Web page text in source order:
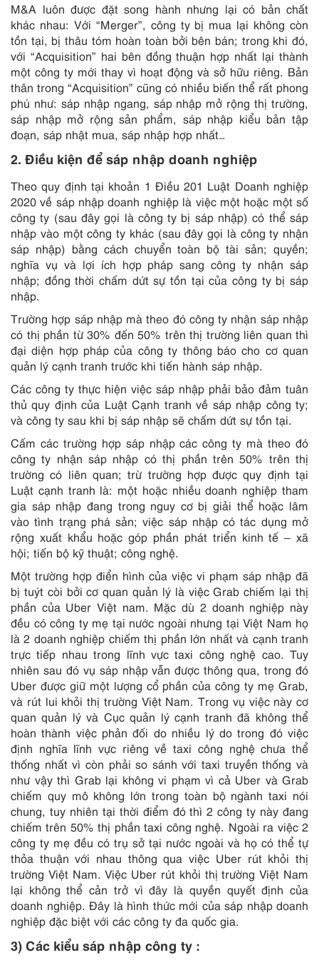
M&A luôn được đặt song hành nhưng lại có bản chất
khác nhau: Với “Merger”, công ty bị mua lại không còn
tồn tại, bị thâu tóm hoàn toàn bởi bên bán; trong khi đó,
với “Acquisition” hai bên đồng thuận hợp nhất lại thành
một công ty mới thay vì hoạt động và sở hữu riêng. Bản
thân trong “Acquisition” cũng có nhiều biến thể rất phong
phú như: sáp nhập ngang, sáp nhập mở rộng thị trường,
sáp nhập mở rộng sản phẩm, sáp nhập kiểu bản tập
đoạn, sáp nhật mua, sáp nhập hợp nhất…
2. Điều kiện để sáp nhập doanh nghiệp
Theo quy định tại khoản 1 Điều 201 Luật Doanh nghiệp
2020 về sáp nhập doanh nghiệp là việc một hoặc một số
công ty (sau đây gọi là công ty bị sáp nhập) có thể sáp
nhập vào một công ty khác (sau đây gọi là công ty nhận
sáp nhập) bằng cách chuyển toàn bộ tài sản; quyền;
nghĩa vụ và lợi ích hợp pháp sang công ty nhận sáp
nhập; đồng thời chấm dứt sự tồn tại của công ty bị sáp
nhập.
Trường hợp sáp nhập mà theo đó công ty nhận sáp nhập
có thị phần từ 30% đến 50% trên thị trường liên quan thì
đại diện hợp pháp của công ty thông báo cho cơ quan
quản lý cạnh tranh trước khi tiến hành sáp nhập.
Các công ty thực hiện việc sáp nhập phải bảo đảm tuân
thủ quy định của Luật Cạnh tranh về sáp nhập công ty;
và công ty sau khi bị sáp nhập sẽ chấm dứt sự tồn tại.
Cấm các trường hợp sáp nhập các công ty mà theo đó
công ty nhận sáp nhập có thị phần trên 50% trên thị
trường có liên quan; trừ trường hợp được quy định tại
Luật cạnh tranh là: một hoặc nhiều doanh nghiệp tham
gia sáp nhập đang trong nguy cơ bị giải thể hoặc lâm
vào tình trạng phá sản; việc sáp nhập có tác dụng mở
rộng xuất khẩu hoặc góp phần phát triển kinh tế – xã
hội; tiến bộ kỹ thuật; công nghệ.
Một trường hợp điển hình của việc vi phạm sáp nhập đã
bị tuýt còi bởi cơ quan quản lý là việc Grab chiếm lại thị
phần của Uber Việt nam. Mặc dù 2 doanh nghiệp này
đều có công ty mẹ tại nước ngoài nhưng tại Việt Nam họ
là 2 doanh nghiệp chiếm thị phần lớn nhất và cạnh tranh
trực tiếp nhau trong lĩnh vực taxi công nghệ cao. Tuy
nhiên sau đó vụ sáp nhập vẫn được thông qua, trong đó
Uber được giữ một lượng cổ phần của công ty mẹ Grab,
và rút lui khỏi thị trường Việt Nam. Trong vụ việc này cơ
quan quản lý và Cục quản lý cạnh tranh đã không thể
hoàn thành việc phản đối do nhiều lý do trong đó việc
định nghĩa lĩnh vực riêng về taxi công nghệ chưa thể
thống nhất vì còn phải so sánh với taxi truyền thống và
như vậy thì Grab lại không vi phạm vì cả Uber và Grab
chiếm quy mô không lớn trong toàn bộ ngành taxi nói
chung, tuy nhiên tại thời điểm đó thì 2 công ty này đang
chiếm trên 50% thị phần taxi công nghệ. Ngoài ra việc 2
công ty mẹ đều có trụ sở tại nước ngoài và họ có thể tự
thỏa thuận với nhau thông qua việc Uber rút khỏi thị
trường Việt Nam. Việc Uber rút khỏi thị trường Việt Nam
lại không thể cản trở vì đây là quyền quyết định của
doanh nghiệp. Đây là hình thức mới của sáp nhập doanh
nghiệp đặc biệt với các công ty đa quốc gia.
3) Các kiểu sáp nhập công ty :